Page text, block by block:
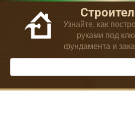
Перейти
контенту
Узнайте, как
руками под
фундамента и
Поиск: